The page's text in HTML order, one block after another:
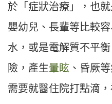
於「症狀治療」，也
嬰幼兒、長輩等比較
水，或是電解質不平
險，產生暈眩 、昏厥
需要就醫住院打點滴